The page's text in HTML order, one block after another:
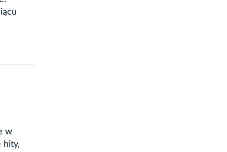
w
hity,